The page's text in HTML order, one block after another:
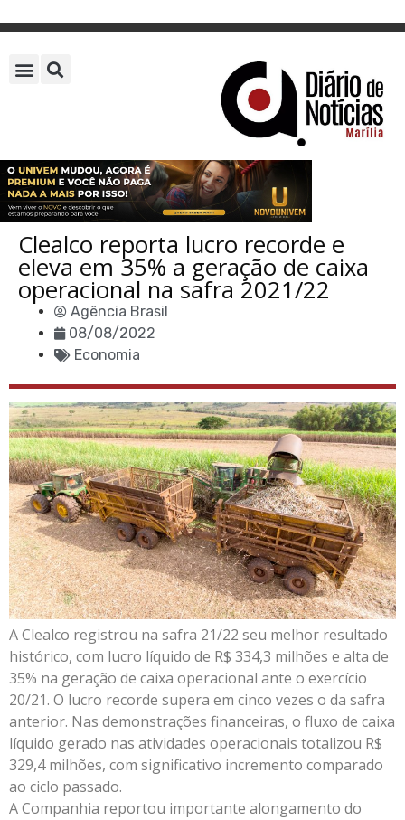
Clealco reporta lucro recorde e
eleva em 35% a geração de caixa
operacional na safra 2021/22
Agência Brasil
08/08/2022
Economia
A Clealco registrou na safra 21/22 seu melhor resultado
histórico, com lucro líquido de R$ 334,3 milhões e alta de
35% na geração de caixa operacional ante o exercício
20/21. O lucro recorde supera em cinco vezes o da safra
anterior. Nas demonstrações financeiras, o fluxo de caixa
líquido gerado nas atividades operacionais totalizou R$
329,4 milhões, com significativo incremento comparado
ao ciclo passado.
A Companhia reportou importante alongamento do